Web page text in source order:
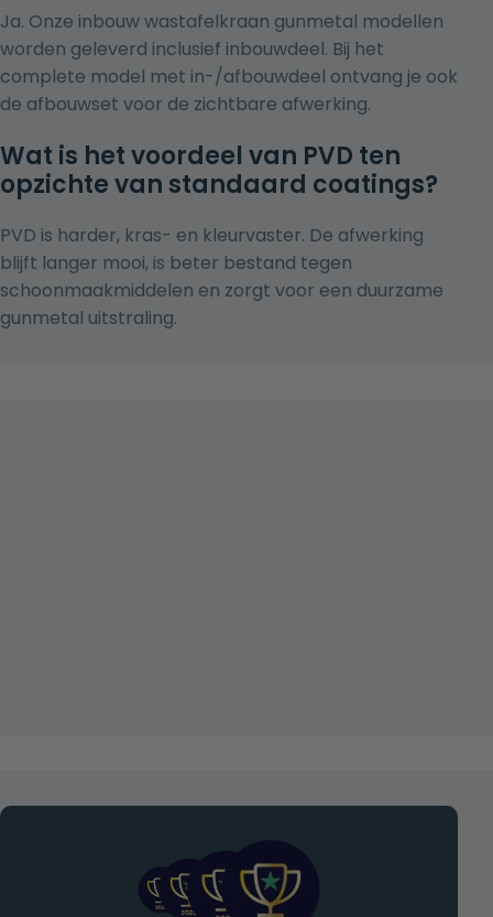
Ja. Onze inbouw wastafelkraan gunmetal modellen
worden geleverd inclusief inbouwdeel. Bij het
complete model met in-/afbouwdeel ontvang je ook
de afbouwset voor de zichtbare afwerking.
Wat is het voordeel van PVD ten
opzichte van standaard coatings?
PVD is harder, kras- en kleurvaster. De afwerking
blijft langer mooi, is beter bestand tegen
schoonmaakmiddelen en zorgt voor een duurzame
gunmetal uitstraling.